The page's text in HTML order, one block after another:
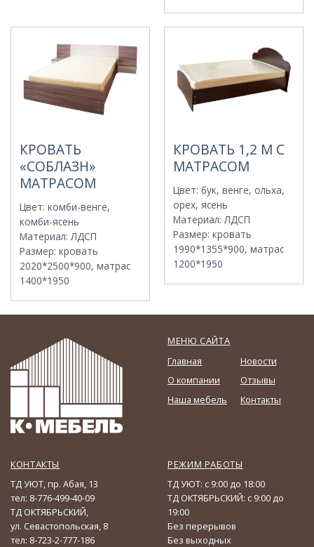
КРОВАТЬ
«СОБЛАЗН»
МАТРАСОМ
Цвет:комби-венге,
комби-ясень
Материал:ЛДСП
Размер:кровать
2020*2500*900, матрас
1400*1950
КРОВАТЬ 1,2 М С
МАТРАСОМ
Цвет:бук, венге, ольха,
орех, ясень
Материал:ЛДСП
Размер:кровать
1990*1355*900, матрас
1200*1950
МЕНЮ САЙТА
Главная
О компании
Наша мебель
Новости
Отзывы
Контакты
КОНТАКТЫ
ТД УЮТ, пр. Абая, 13
тел: 8-776-499-40-09
ТД ОКТЯБРЬСКИЙ,
ул. Севастопольская, 8
тел: 8-723-2-777-186
РЕЖИМ РАБОТЫ
ТД УЮТ: с 9:00 до 18:00
ТД ОКТЯБРЬСКИЙ: с 9:00 до
19:00
Без перерывов
Без выходных